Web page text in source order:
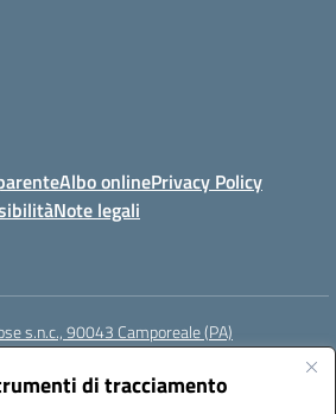
di tracciamento
Albo onlinePrivacy Policy
Note legali
s.n.c., 90043 Camporeale (PA)